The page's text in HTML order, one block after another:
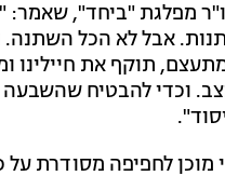
מפלגת "ביחד", שאמר:
חייב להשתנות. אבל לא הכל
תוקף את חיילינו
וכדי להבטיח שהשבעה
לחפיפה מסודרת על